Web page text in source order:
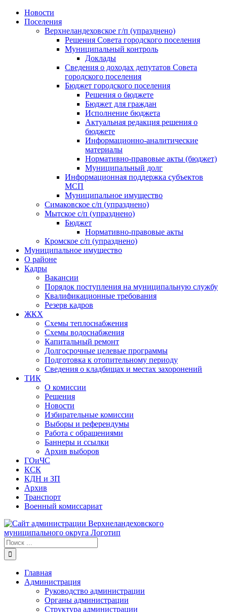
Skip
Новости
Поселения
Верхнеландеховское г/п (упразднено)
Решения Совета городского поселения
Муниципальный контроль
Доклады
Сведения о доходах депутатов Совета
городского поселения
Бюджет городского поселения
Решения о бюджете
Бюджет для граждан
Исполнение бюджета
Актуальная редакция решения о
бюджете
Информационно-аналитические
материалы
Нормативно-правовые акты (бюджет)
Муниципальный долг
Информационная поддержка субъектов
МСП
Муниципальное имущество
Симаковское с/п (упразднено)
Мытское с/п (упразднено)
Бюджет
Нормативно-правовые акты
Кромское с/п (упразднено)
Муниципальное имущество
О районе
Кадры
Вакансии
Порядок поступления на муниципальную службу
Квалификационные требования
Резерв кадров
ЖКХ
Схемы теплоснабжения
Схемы водоснабжения
Капитальный ремонт
Долгосрочные целевые программы
Подготовка к отопительному периоду
Сведения о кладбищах и местах захоронений
ТИК
О комиссии
Решения
Новости
Избирательные комиссии
Выборы и референдумы
Работа с обращениями
Баннеры и ссылки
Архив выборов
ГОиЧС
КСК
КДН и ЗП
Архив
Транспорт
Военный комиссариат
Результат
поиска:
Главная
Администрация
Руководство администрации
Органы администрации
Структура администрации